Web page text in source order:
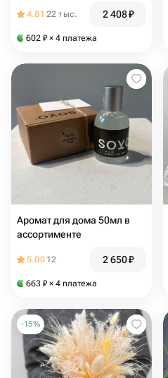
4.81 22 тыс. 2 408₽
602 ₽ × 4 платежа
Аромат для дома 50мл в
ассортименте
5.00 12 2 650₽
663 ₽ × 4 платежа
-15%